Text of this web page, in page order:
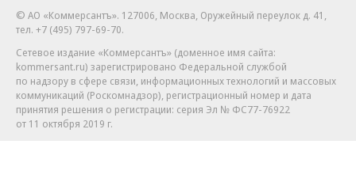
© АО «Коммерсантъ». 127006, Москва, Оружейный переулок д. 41,
тел. +7 (495) 797-69-70.
Сетевое издание «Коммерсантъ» (доменное имя сайта:
kommersant.ru) зарегистрировано Федеральной службой
по надзору в сфере связи, информационных технологий и массовых
коммуникаций (Роскомнадзор), регистрационный номер и дата
принятия решения о регистрации: серия Эл № ФС77-76922
от 11 октября 2019 г.